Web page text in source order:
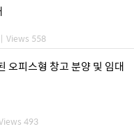
| Views 558
오피스형 창고 분양 및 임대
493